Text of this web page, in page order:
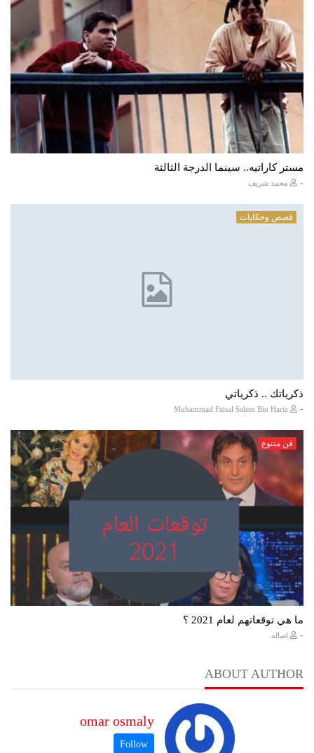
مستر كاراتيه.. سينما الدرجة الثالثة
- محمد شريف
قصص وحكايات
ذكرياتك .. ذكرياتي
-
فن متنوع
ما هي توقعاتهم لعام 2021 ؟
- اصاله
ABOUT AUTHOR
omar osmaly